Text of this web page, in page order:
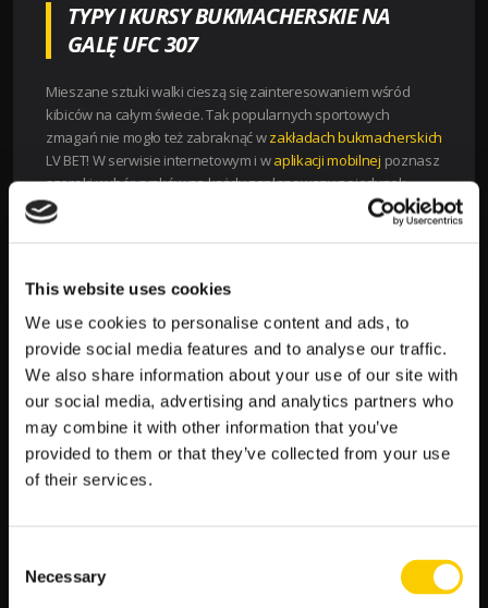
This website uses cookies
We use cookies to personalise content and ads, to
provide social media features and to analyse our traffic.
We also share information about your use of our site with
our social media, advertising and analytics partners who
may combine it with other information that you’ve
provided to them or that they’ve collected from your use
of their services.
Selection
Necessary
TYPY I KURSY BUKMACHERSKIE NA
GALĘ UFC 307
Mieszane sztuki walki cieszą się zainteresowaniem wśród
kibiców na całym świecie. Tak popularnych sportowych
zmagań nie mogło też zabraknąć wzakładach bukmacherskich
LV BET! W serwisie internetowym i waplikacji mobilnej poznasz
szeroki wybór rynków na każdy zaplanowany pojedynek.
Skorzystaj też z atrakcyjnych kursów – to dzięki nim Twoje
wygrane będą wysokie!
UFC 307
Kim są faworyci LV BET w zbliżających się walkach? Poznaj
oferowane kursy i postaw swojekupony bukmacherskie na
w LV BET!
Alex Pereira vs Khalil Rountree Jr. 1.18 – 4.2
Raquel Pennington vs Julianna Pena 1.52 – 2.35
Movsar Evloev vs Aljamain Sterling 2.55 – 1.45
Stephen Thompson vs Joaquin Buckley 2.27 – 1.52